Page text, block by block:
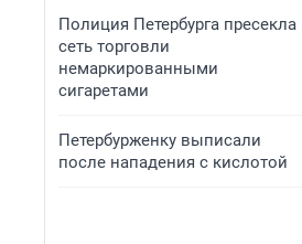
Полиция Петербурга пресекла
сеть торговли
немаркированными
сигаретами
Петербурженку выписали
после нападения с кислотой